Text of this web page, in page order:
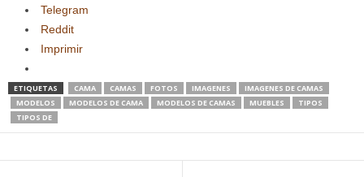
Telegram
Reddit
Imprimir
ETIQUETAS CAMA CAMAS FOTOS IMAGENES
IMAGENES DE CAMAS
MODELOS
MODELOS DE CAMA MODELOS DE CAMAS MUEBLES
TIPOS
TIPOS DE